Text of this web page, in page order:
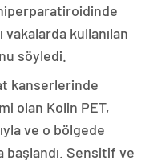
vakalarda kullanılan
söyledi.
kanserlerinde
olan Kolin PET,
ve o bölgede
başlandı. Sensitif ve